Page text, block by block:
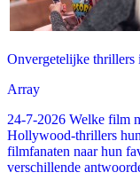
Onvergetelijke thrillers
Array
24-7-2026 Welke film
Hollywood-thrillers
filmfanaten naar hun
verschillende